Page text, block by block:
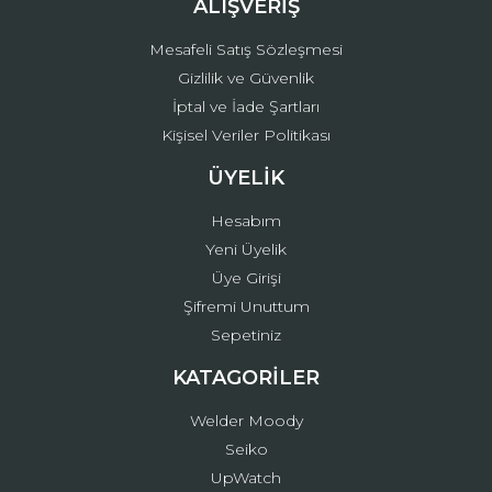
ALIŞVERİŞ
Mesafeli Satış Sözleşmesi
Gizlilik ve Güvenlik
İptal ve İade Şartları
Kişisel Veriler Politikası
ÜYELİK
Hesabım
Yeni Üyelik
Üye Girişi
Şifremi Unuttum
Sepetiniz
KATAGORİLER
Welder Moody
Seiko
UpWatch